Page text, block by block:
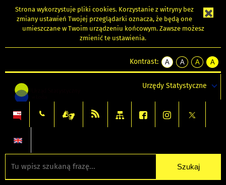
Strona wykorzystuje pliki cookies. Korzystanie z witryny bez
zmiany ustawień Twojej przeglądarki oznacza, że będą one
umieszczane w Twoim urządzeniu końcowym. Zawsze możesz
zmienić te ustawienia.
Kontrast:
A
kontrast
A
kontrast
tekst
czarnym
A
kontrast
tekst
czarnym
A
tekst
żółtym
Urzędy Statystyczne